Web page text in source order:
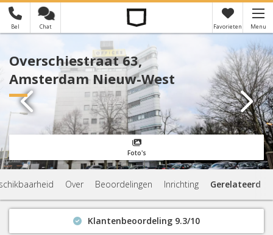
Bel Chat Favorieten Menu
Je hebt nog geen favorieten ×
Overschiestraat 63,
Amsterdam Nieuw-West
Foto's
Over Beoordelingen Inrichting Gerelateerd
Klantenbeoordeling 9.3/10